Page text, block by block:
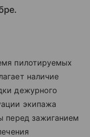
пилотируемых
наличие
дежурного
экипажа
перед зажиганием